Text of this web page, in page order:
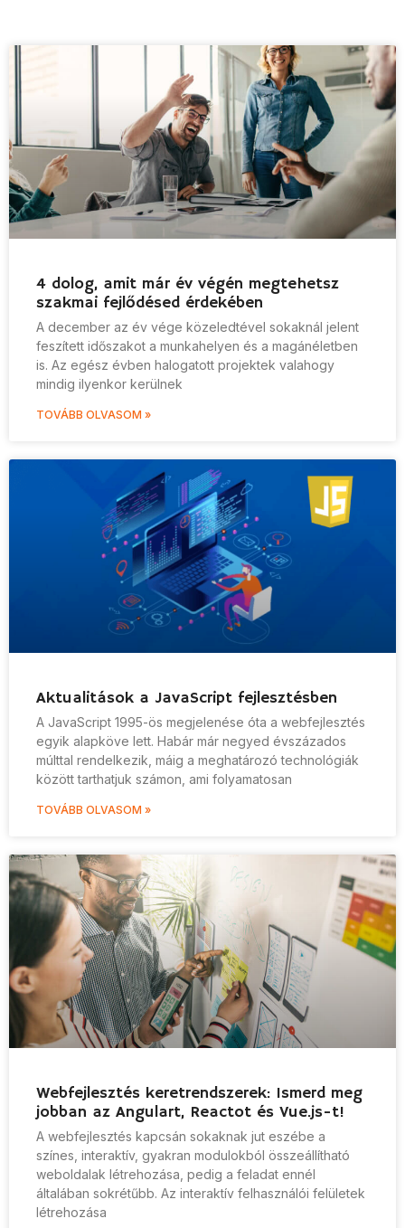
4 dolog, amit már év végén megtehetsz
szakmai fejlődésed érdekében
A december az év vége közeledtével sokaknál jelent
feszített időszakot a munkahelyen és a magánéletben
is. Az egész évben halogatott projektek valahogy
mindig ilyenkor kerülnek
TOVÁBB OLVASOM »
Aktualitások a JavaScript fejlesztésben
A JavaScript 1995-ös megjelenése óta a webfejlesztés
egyik alapköve lett. Habár már negyed évszázados
múlttal rendelkezik, máig a meghatározó technológiák
között tarthatjuk számon, ami folyamatosan
TOVÁBB OLVASOM »
Webfejlesztés keretrendszerek: Ismerd meg
jobban az Angulart, Reactot és Vue.js-t!
A webfejlesztés kapcsán sokaknak jut eszébe a
színes, interaktív, gyakran modulokból összeállítható
weboldalak létrehozása, pedig a feladat ennél
általában sokrétűbb. Az interaktív felhasználói felületek
létrehozása